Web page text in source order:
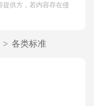
提供方，若内容存在侵
> 各类标准